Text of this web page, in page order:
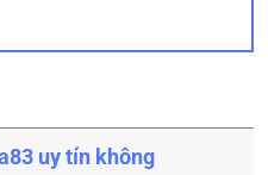
uy tín không